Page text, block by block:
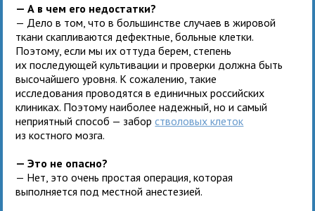
— А в чем его недостатки?
— Дело в том, что в большинстве случаев в жировой
ткани скапливаются дефектные, больные клетки.
Поэтому, если мы их оттуда берем, степень
их последующей культивации и проверки должна быть
высочайшего уровня. К сожалению, такие
исследования проводятся в единичных российских
клиниках. Поэтому наиболее надежный, но и самый
неприятный способ — заборстволовых клеток
из костного мозга.
— Это не опасно?
— Нет, это очень простая операция, которая
выполняется под местной анестезией.